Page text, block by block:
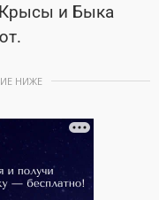
и Быка
НИЖЕ